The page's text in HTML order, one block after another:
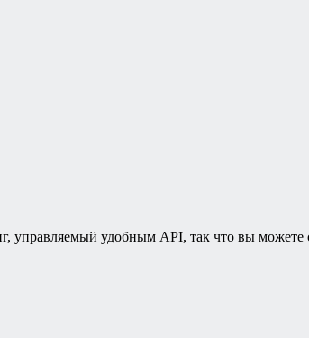
управляемый удобным API, так что вы можете